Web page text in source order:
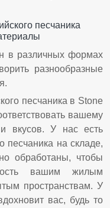
песчаника
в различных формах
разнообразные
песчаника в Stone
вашему
вкусов. У нас есть
песчаника на складе,
обработаны, чтобы
вашим жилым
пространствам. У
вас, будь то